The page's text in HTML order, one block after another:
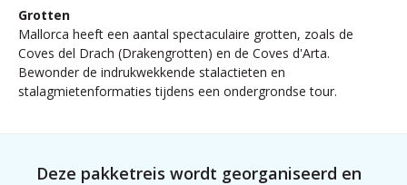
Grotten
Mallorca heeft een aantal spectaculaire grotten, zoals de
Coves del Drach (Drakengrotten) en de Coves d'Arta.
Bewonder de indrukwekkende stalactieten en
stalagmietenformaties tijdens een ondergrondse tour.
Deze pakketreis wordt georganiseerd en